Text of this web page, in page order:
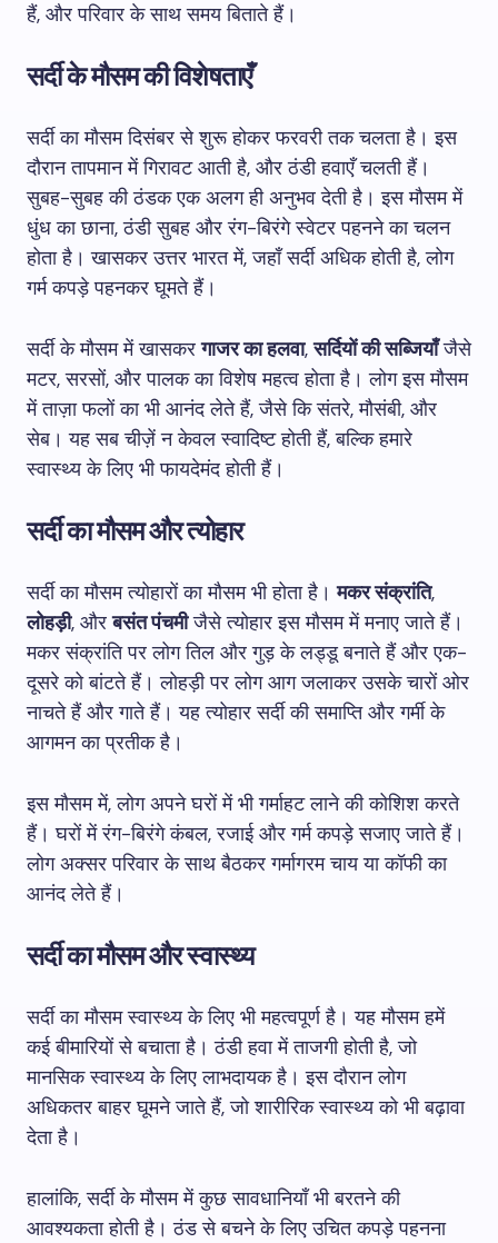
हैं, और परिवार के साथ समय बिताते हैं।
सर्दी के मौसम की विशेषताएँ
सर्दी का मौसम दिसंबर से शुरू होकर फरवरी तक चलता है। इस
दौरान तापमान में गिरावट आती है, और ठंडी हवाएँ चलती हैं।
सुबह-सुबह की ठंडक एक अलग ही अनुभव देती है। इस मौसम में
धुंध का छाना, ठंडी सुबह और रंग-बिरंगे स्वेटर पहनने का चलन
होता है। खासकर उत्तर भारत में, जहाँ सर्दी अधिक होती है, लोग
गर्म कपड़े पहनकर घूमते हैं।
सर्दी के मौसम में खासकरगाजर का हलवा,सर्दियों की सब्जियाँजैसे
मटर, सरसों, और पालक का विशेष महत्व होता है। लोग इस मौसम
में ताज़ा फलों का भी आनंद लेते हैं, जैसे कि संतरे, मौसंबी, और
सेब। यह सब चीज़ें न केवल स्वादिष्ट होती हैं, बल्कि हमारे
स्वास्थ्य के लिए भी फायदेमंद होती हैं।
सर्दी का मौसम और त्योहार
सर्दी का मौसम त्योहारों का मौसम भी होता है।मकर संक्रांति,
लोहड़ी, औरबसंत पंचमीजैसे त्योहार इस मौसम में मनाए जाते हैं।
मकर संक्रांति पर लोग तिल और गुड़ के लड्डू बनाते हैं और एक-
दूसरे को बांटते हैं। लोहड़ी पर लोग आग जलाकर उसके चारों ओर
नाचते हैं और गाते हैं। यह त्योहार सर्दी की समाप्ति और गर्मी के
आगमन का प्रतीक है।
इस मौसम में, लोग अपने घरों में भी गर्माहट लाने की कोशिश करते
हैं। घरों में रंग-बिरंगे कंबल, रजाई और गर्म कपड़े सजाए जाते हैं।
लोग अक्सर परिवार के साथ बैठकर गर्मागरम चाय या कॉफी का
आनंद लेते हैं।
सर्दी का मौसम और स्वास्थ्य
सर्दी का मौसम स्वास्थ्य के लिए भी महत्वपूर्ण है। यह मौसम हमें
कई बीमारियों से बचाता है। ठंडी हवा में ताजगी होती है, जो
मानसिक स्वास्थ्य के लिए लाभदायक है। इस दौरान लोग
अधिकतर बाहर घूमने जाते हैं, जो शारीरिक स्वास्थ्य को भी बढ़ावा
देता है।
हालांकि, सर्दी के मौसम में कुछ सावधानियाँ भी बरतने की
आवश्यकता होती है। ठंड से बचने के लिए उचित कपड़े पहनना